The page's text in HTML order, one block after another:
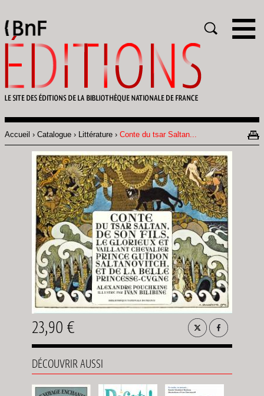
Fil
d'Ariane
Accueil Catalogue Littérature Conte du tsar Saltan...
23,90 €
DÉCOUVRIR AUSSI